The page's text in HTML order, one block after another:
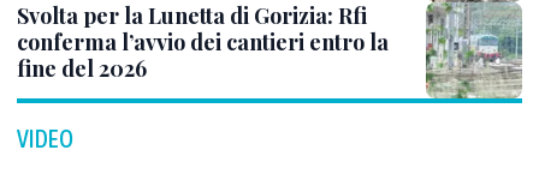
Svolta per la Lunetta di Gorizia: Rfi
conferma l’avvio dei cantieri entro la
fine del 2026
VIDEO